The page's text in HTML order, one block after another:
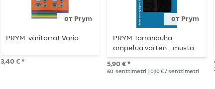
от Prym
PRYM-väritarrat Vario
3,40 € *
от Prym
PRYM Tarranauha
ompelua varten - musta -
20mm - 60cm pituus
5,90 € *
60 senttimetri | 0,10 € / senttimetri